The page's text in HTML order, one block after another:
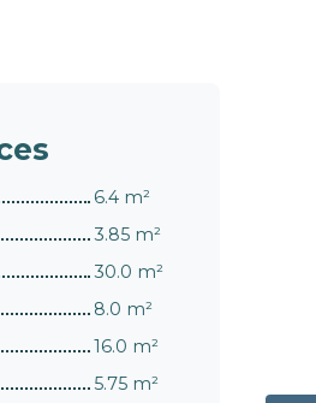
6.4 m²
3.85 m²
30.0 m²
8.0 m²
16.0 m²
5.75 m²